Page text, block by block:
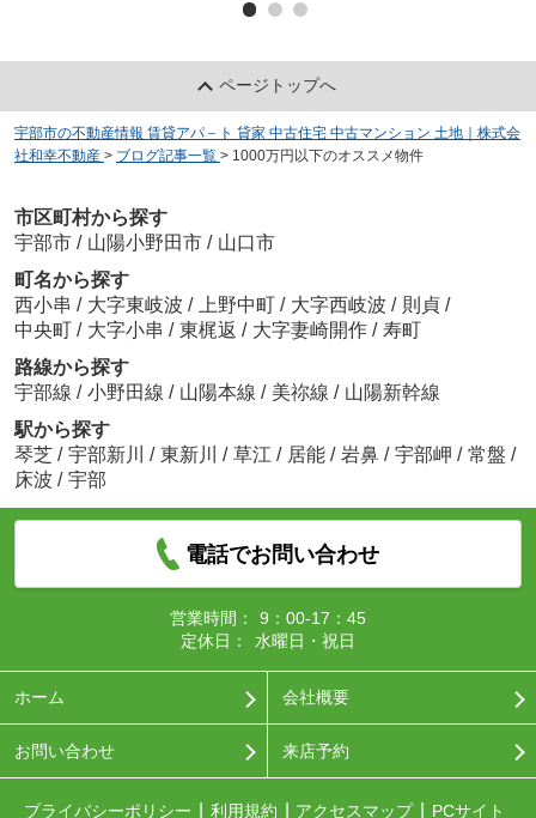
ページトップへ
宇部市の不動産情報 賃貸アパ－ト 貸家 中古住宅 中古マンション 土地｜株式会
社和幸不動産 > ブログ記事一覧 > 1000万円以下のオススメ物件
市区町村から探す
宇部市 / 山陽小野田市 / 山口市
町名から探す
西小串 / 大字東岐波 / 上野中町 / 大字西岐波 / 則貞 /
中央町 / 大字小串 / 東梶返 / 大字妻崎開作 / 寿町
路線から探す
宇部線 / 小野田線 / 山陽本線 / 美祢線 / 山陽新幹線
駅から探す
琴芝 / 宇部新川 / 東新川 / 草江 / 居能 / 岩鼻 / 宇部岬 / 常盤 /
床波 / 宇部
電話でお問い合わせ
営業時間：
9：00-17：45
定休日：
水曜日・祝日
ホーム 会社概要
お問い合わせ 来店予約
プライバシーポリシー 利用規約 アクセスマップ PCサイト